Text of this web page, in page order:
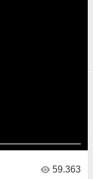
59.363